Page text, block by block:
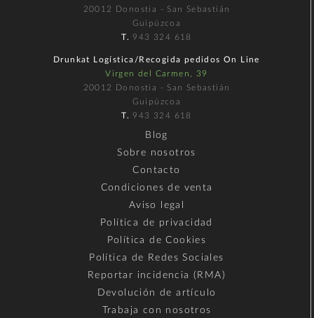
20012 Donostia - San Sebastián
Guipúzcoa
T. 943 324 618
Drunkat Logística/Recogida pedidos On Line
Virgen del Carmen, 39
20012 Donostia - San Sebastián
Guipúzcoa
T. 943 324 618
Blog
Sobre nosotros
Contacto
Condiciones de venta
Aviso legal
Política de privacidad
Política de Cookies
Política de Redes Sociales
Reportar incidencia (RMA)
Devolución de artículo
Trabaja con nosotros